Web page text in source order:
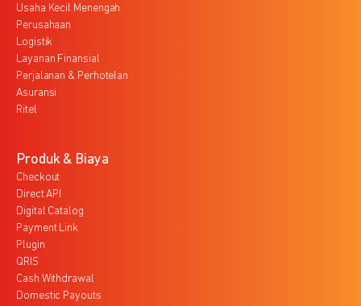
Usaha Kecil Menengah
Perusahaan
Logistik
Layanan Finansial
Perjalanan & Perhotelan
Asuransi
Ritel
Produk & Biaya
Checkout
Direct API
Digital Catalog
Payment Link
Plugin
QRIS
Cash Withdrawal
Domestic Payouts